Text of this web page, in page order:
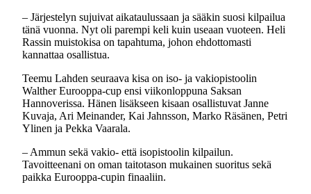
– Järjestelyn sujuivat aikataulussaan ja sääkin suosi kilpailua
tänä vuonna. Nyt oli parempi keli kuin useaan vuoteen. Heli
Rassin muistokisa on tapahtuma, johon ehdottomasti
kannattaa osallistua.
Teemu Lahden seuraava kisa on iso- ja vakiopistoolin
Walther Eurooppa-cup ensi viikonloppuna Saksan
Hannoverissa. Hänen lisäkseen kisaan osallistuvat Janne
Kuvaja, Ari Meinander, Kai Jahnsson, Marko Räsänen, Petri
Ylinen ja Pekka Vaarala.
– Ammun sekä vakio- että isopistoolin kilpailun.
Tavoitteenani on oman taitotason mukainen suoritus sekä
paikka Eurooppa-cupin finaaliin.